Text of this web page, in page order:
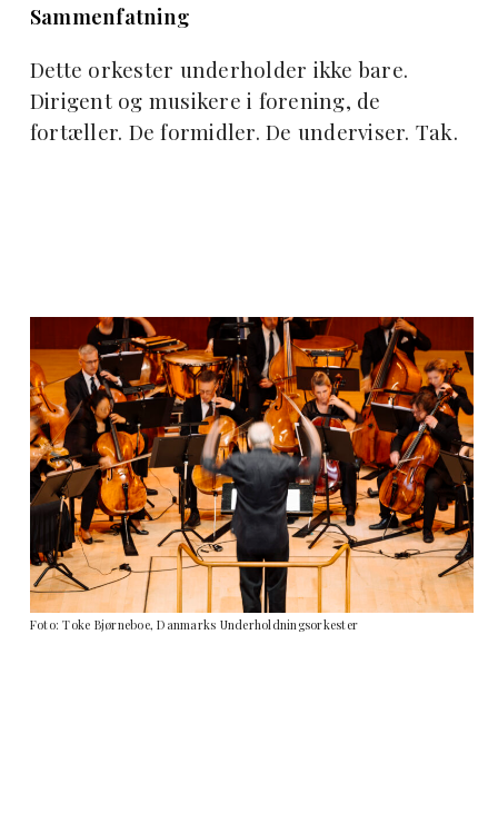
Sammenfatning
Dette orkester underholder ikke bare.
Dirigent og musikere i forening, de
fortæller. De formidler. De underviser. Tak.
Foto: Toke Bjørneboe, Danmarks Underholdningsorkester